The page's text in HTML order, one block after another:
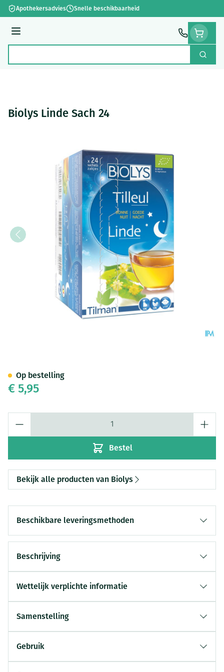
Ga naar de inhoud
Apothekersadvies Snelle beschikbaarheid
Menu
Zoek
Biolys Linde Sach 24
€ 5,95
Bestel
Op bestelling
Bekijk alle producten van Biolys
Beschikbare leveringsmethoden
Beschrijving
Wettelijk verplichte informatie
Samenstelling
Gebruik